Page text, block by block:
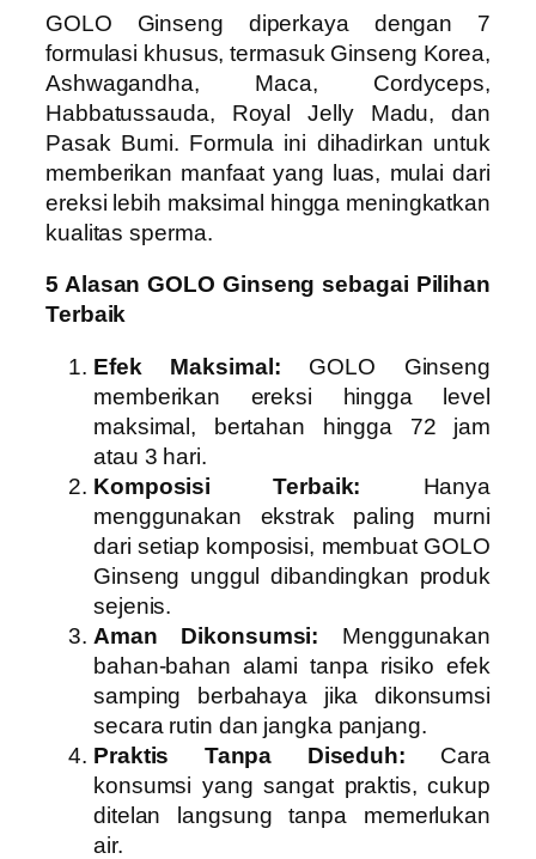
GOLO Ginseng diperkaya dengan 7
formulasi khusus, termasuk Ginseng Korea,
Ashwagandha, Maca, Cordyceps,
Habbatussauda, Royal Jelly Madu, dan
Pasak Bumi. Formula ini dihadirkan untuk
memberikan manfaat yang luas, mulai dari
ereksi lebih maksimal hingga meningkatkan
kualitas sperma.
5 Alasan GOLO Ginseng sebagai Pilihan
Terbaik
Efek Maksimal: GOLO Ginseng
memberikan ereksi hingga level
maksimal, bertahan hingga 72 jam
atau 3 hari.
Komposisi Terbaik: Hanya
menggunakan ekstrak paling murni
dari setiap komposisi, membuat GOLO
Ginseng unggul dibandingkan produk
sejenis.
Aman Dikonsumsi: Menggunakan
bahan-bahan alami tanpa risiko efek
samping berbahaya jika dikonsumsi
secara rutin dan jangka panjang.
Praktis Tanpa Diseduh: Cara
konsumsi yang sangat praktis, cukup
ditelan langsung tanpa memerlukan
air.